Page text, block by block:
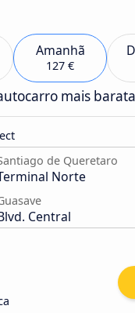
Amanhã
127 €
mais
de Queretaro
Norte
Central